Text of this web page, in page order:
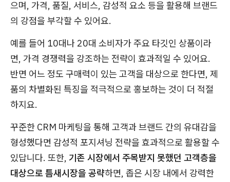
으며, 가격, 품질, 서비스, 감성적 요소 등을 활용해 브랜드
의 강점을 부각할 수 있어요.
예를 들어 10대나 20대 소비자가 주요 타깃인 상품이라
면, 가격 경쟁력을 강조하는 전략이 효과적일 수 있어요.
반면 어느 정도 구매력이 있는 고객을 대상으로 한다면, 제
품의 차별화된 특징을 적극적으로 홍보하는 것이 더 적절
하지요.
꾸준한 CRM 마케팅을 통해 고객과 브랜드 간의 유대감을
형성했다면 감성적 포지셔닝 전략을 효과적으로 활용할 수
있답니다. 또한, 기존 시장에서 주목받지 못했던 고객층을
대상으로 틈새시장을 공략하면, 좁은 시장 내에서 강력한